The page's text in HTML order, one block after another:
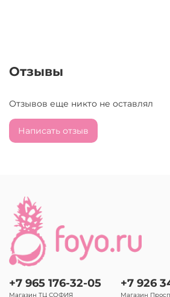
Отзывы
Отзывов еще никто не оставлял
Написать отзыв
+7 965 176-32-05
Магазин ТЦ СОФИЯ
+7 926
Магазин